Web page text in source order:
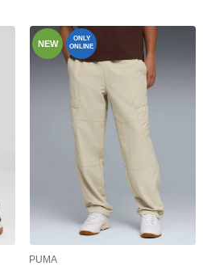
NEW
ONLY
ONLINE
PUMA